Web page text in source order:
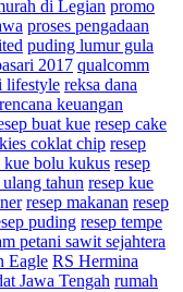
di Legian promo
proses pengadaan
puding lumur gula
2017 qualcomm
lifestyle reksa dana
rencana keuangan
buat kue resep cake
coklat chip resep
kue bolu kukus resep
ulang tahun resep kue
resep makanan resep
puding resep tempe
petani sawit sejahtera
Eagle RS Hermina
Jawa Tengah rumah